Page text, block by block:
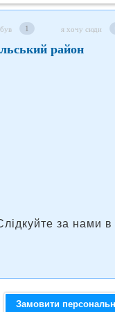
1 я хочу сюди
район
за нами
Замовити